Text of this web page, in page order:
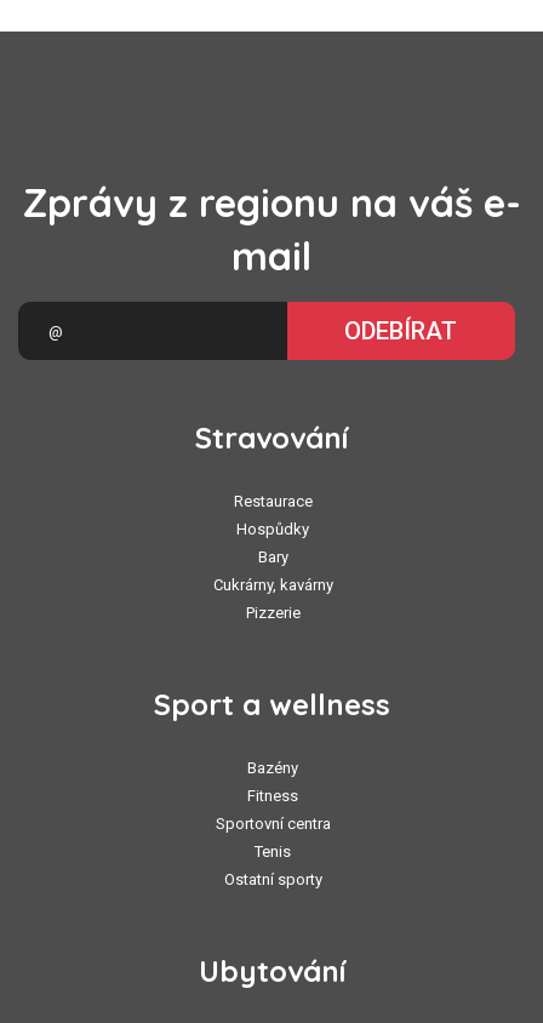
Zprávy z regionu na váš e-
mail
ODEBÍRAT
Stravování
Restaurace
Hospůdky
Bary
Cukrárny, kavárny
Pizzerie
Sport a wellness
Bazény
Fitness
Sportovní centra
Tenis
Ostatní sporty
Ubytování